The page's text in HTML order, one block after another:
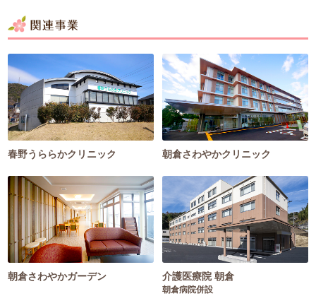
春野うららかクリニック 朝倉さわやかクリニック
朝倉さわやかガーデン 介護医療院 朝倉
朝倉病院併設